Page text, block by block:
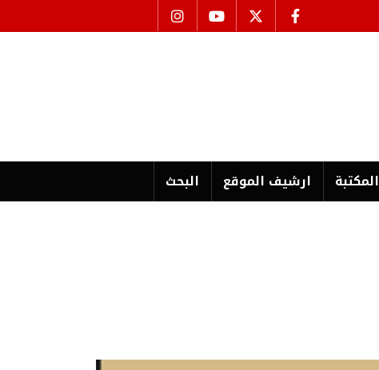
المكتبة ارشیف الموقع البحث